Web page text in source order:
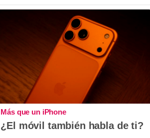
Más que un iPhone
¿El móvil también habla de ti?